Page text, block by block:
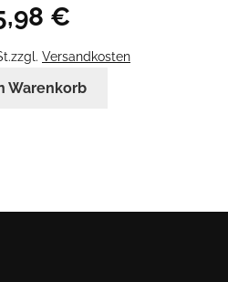
€
zzgl. Versandkosten
Warenkorb